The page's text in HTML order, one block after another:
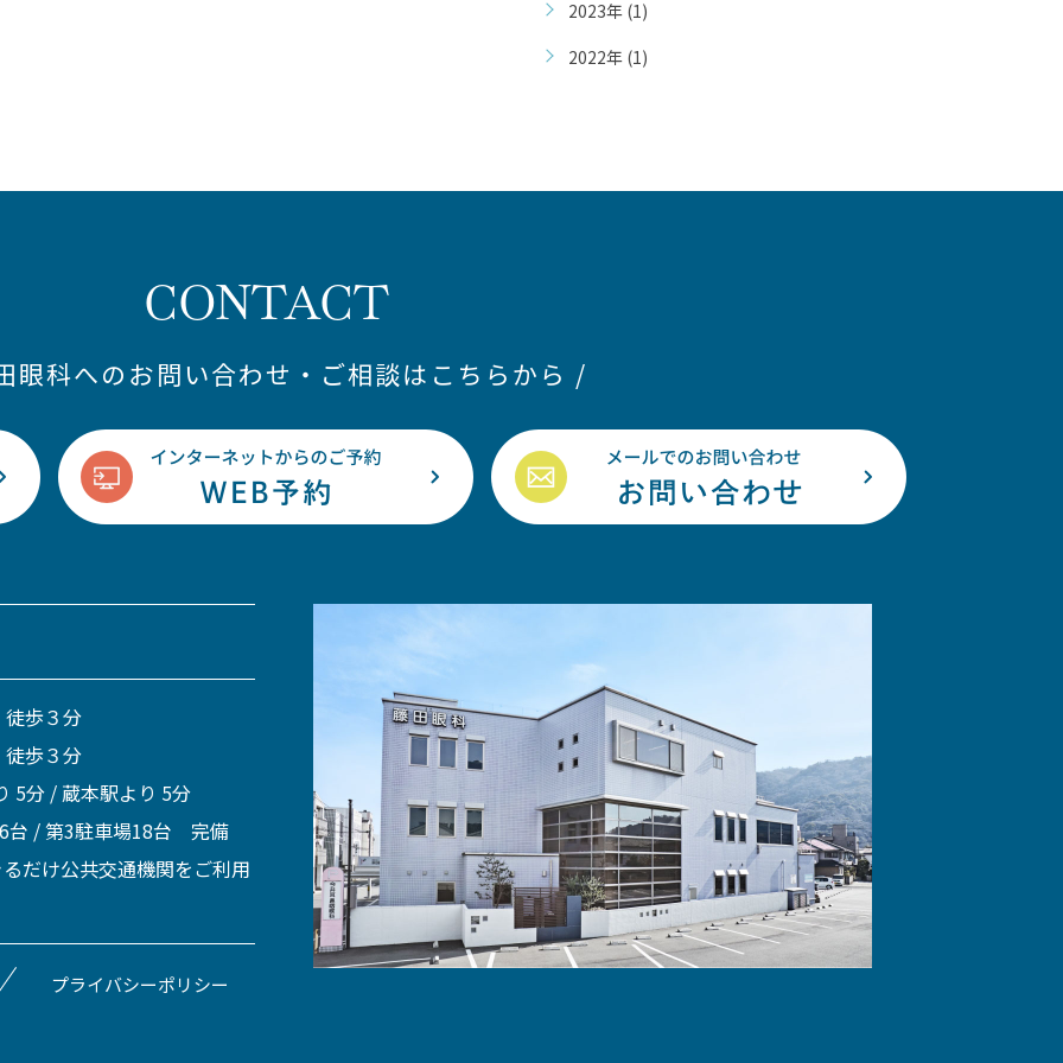
2023年 (1)
2022年 (1)
CONTACT
眼科へのお問い合わせ・ご相談はこちらから /
歩３分
歩３分
5分 / 蔵本駅より 5分
台 / 第3駐車場18台 完備
だけ公共交通機関をご利用
プライバシーポリシー